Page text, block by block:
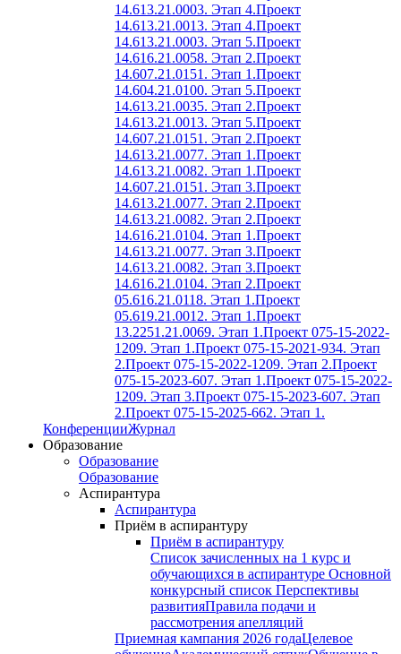
14.613.21.0003. Этап 4.Проект
14.613.21.0013. Этап 4.Проект
14.613.21.0003. Этап 5.Проект
14.616.21.0058. Этап 2.Проект
14.607.21.0151. Этап 1.Проект
14.604.21.0100. Этап 5.Проект
14.613.21.0035. Этап 2.Проект
14.613.21.0013. Этап 5.Проект
14.607.21.0151. Этап 2.Проект
14.613.21.0077. Этап 1.Проект
14.613.21.0082. Этап 1.Проект
14.607.21.0151. Этап 3.Проект
14.613.21.0077. Этап 2.Проект
14.613.21.0082. Этап 2.Проект
14.616.21.0104. Этап 1.Проект
14.613.21.0077. Этап 3.Проект
14.613.21.0082. Этап 3.Проект
14.616.21.0104. Этап 2.Проект
05.616.21.0118. Этап 1.Проект
05.619.21.0012. Этап 1.Проект
13.2251.21.0069. Этап 1.Проект 075-15-2022-
1209. Этап 1.Проект 075-15-2021-934. Этап
2.Проект 075-15-2022-1209. Этап 2.Проект
075-15-2023-607. Этап 1.Проект 075-15-2022-
1209. Этап 3.Проект 075-15-2023-607. Этап
2.Проект 075-15-2025-662. Этап 1.
КонференцииЖурнал
Образование
Образование
Образование
Аспирантура
Аспирантура
Приём в аспирантуру
Приём в аспирантуру
Список зачисленных на 1 курс и
обучающихся в аспирантуре Основной
конкурсный список Перспективы
развитияПравила подачи и
рассмотрения апелляций
Приемная кампания 2026 годаЦелевое